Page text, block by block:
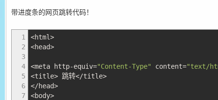
带进度条的网页跳转代码！
1
2
3
4
5
6
7
<html>
<head>
<meta http-equiv="Content-Type" content="text/
<title> 跳转</title>
</head>
<body>